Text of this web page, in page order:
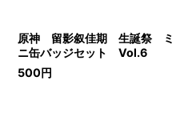
原神 留影叙佳期 生誕祭 ミ
ニ缶バッジセット Vol.6
500円